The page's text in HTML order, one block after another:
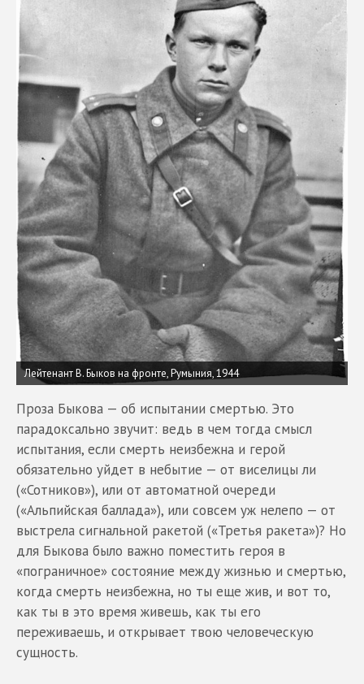
Лейтенант В. Быков на фронте, Румыния, 1944
Проза Быкова — об испытании смертью. Это
парадоксально звучит: ведь в чем тогда смысл
испытания, если смерть неизбежна и герой
обязательно уйдет в небытие — от виселицы ли
(«Сотников»), или от автоматной очереди
(«Альпийская баллада»), или совсем уж нелепо — от
выстрела сигнальной ракетой («Третья ракета»)? Но
для Быкова было важно поместить героя в
«пограничное» состояние между жизнью и смертью,
когда смерть неизбежна, но ты еще жив, и вот то,
как ты в это время живешь, как ты его
переживаешь, и открывает твою человеческую
сущность.